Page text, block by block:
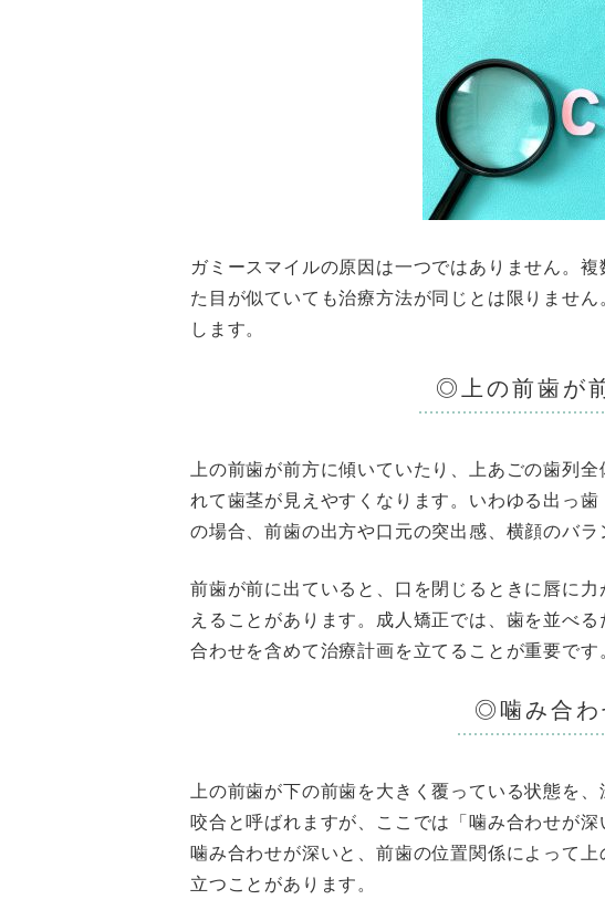
ガミースマイルの原因は一つではありません。
た目が似ていても治療方法が同じとは限りませ
します。
◎上の前歯が
上の前歯が前方に傾いていたり、上あごの歯列
れて歯茎が見えやすくなります。いわゆる出っ
の場合、前歯の出方や口元の突出感、横顔のバラ
前歯が前に出ていると、口を閉じるときに唇に
えることがあります。成人矯正では、歯を並べ
合わせを含めて治療計画を立てることが重要です
◎噛み合わ
上の前歯が下の前歯を大きく覆っている状態を
咬合と呼ばれますが、ここでは「噛み合わせが
噛み合わせが深いと、前歯の位置関係によって
立つことがあります。